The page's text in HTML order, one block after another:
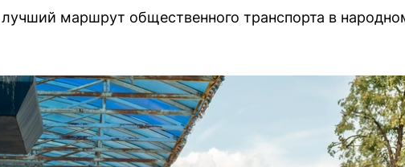
маршрут общественного транспорта в